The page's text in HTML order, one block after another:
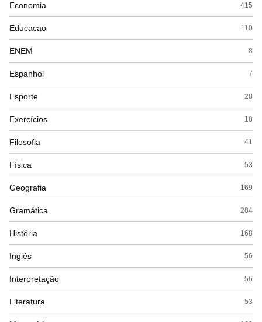
Economia 415
Educacao 110
ENEM 8
Espanhol 7
Esporte 28
Exercícios 18
Filosofia 41
Física 53
Geografia 169
Gramática 284
História 168
Inglês 56
Interpretação 56
Literatura 53